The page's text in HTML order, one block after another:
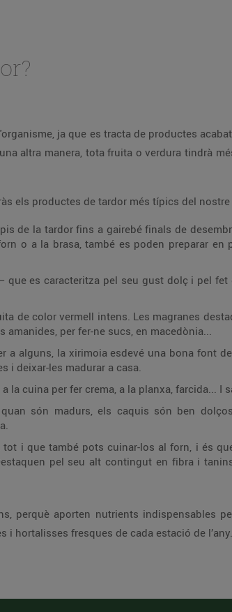
ja que es tracta de productes
altra manera, tota fruita o verdura tindrà
els productes de tardor més típics del
de la tardor fins a gairebé finals de
o a la brasa, també es poden preparar en
es caracteritza pel seu gust dolç i pel fet
de color vermell intens. Les magranes
per fer-ne sucs, en macedònia...
a alguns, la xirimoia esdevé una bona font
i deixar-les madurar a casa.
la cuina per fer crema, a la planxa, farcida... I
són madurs, els caquis són ben
i que també pots cuinar-los al forn, i és
pel seu alt contingut en fibra i
perquè aporten nutrients indispensables
hortalisses fresques de cada estació de l’any.